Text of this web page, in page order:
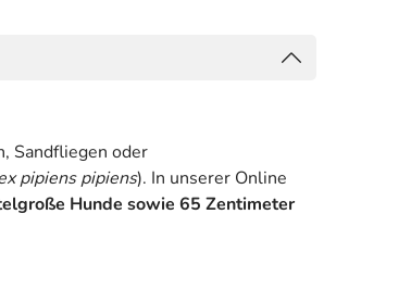
Sandfliegen oder
pipiens pipiens). In unserer Online
Hunde sowie 65 Zentimeter